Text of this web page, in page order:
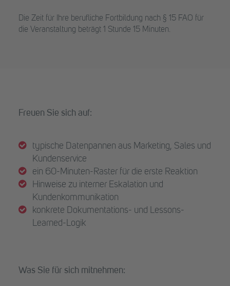
Die Zeit für Ihre berufliche Fortbildung nach § 15 FAO für
die Veranstaltung beträgt 1 Stunde 15 Minuten.
Freuen Sie sich auf:
typische Datenpannen aus Marketing, Sales und
Kundenservice
ein 60-Minuten-Raster für die erste Reaktion
Hinweise zu interner Eskalation und
Kundenkommunikation
konkrete Dokumentations- und Lessons-
Learned-Logik
Was Sie für sich mitnehmen: